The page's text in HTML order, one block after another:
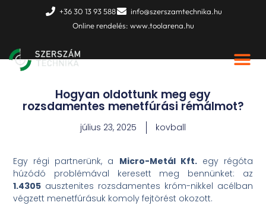
+36 30 13 93 588
info@szerszamtechnika.hu
Online rendelés: www.toolarena.hu
Hogyan oldottunk meg egy
rozsdamentes menetfúrási rémálmot?
július 23, 2025 kovball
Egy régi partnerünk, a Micro-Metál Kft.egy régóta
húzódó problémával keresett meg bennünket: az
1.4305 ausztenites rozsdamentes króm-nikkel acélban
végzett menetfúrásuk komoly fejtörést okozott.